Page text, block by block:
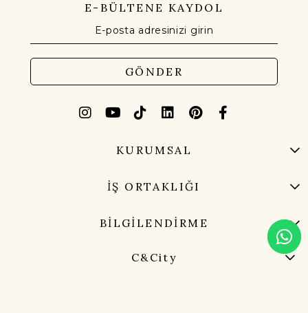
E-BÜLTENE KAYDOL
GÖNDER
KURUMSAL
İŞ ORTAKLIĞI
BİLGİLENDİRME
C&City